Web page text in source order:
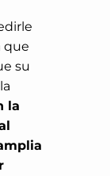
que
su
la